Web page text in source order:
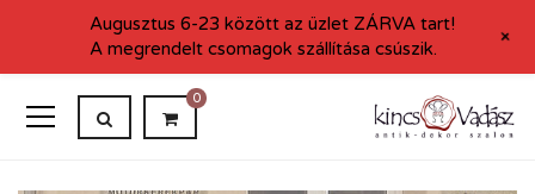
0
Augusztus 6-23 között az üzlet ZÁRVA tart!
A megrendelt csomagok szállítása csúszik.
+